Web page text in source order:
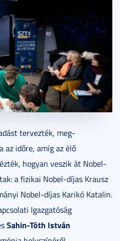
tervezték, meg-
időre, amíg az élő
hogyan veszik át Nobel-
a fizikai Nobel-díjas Krausz
Nobel-díjas Karikó Katalin.
Igazgatóság
Sahin-Tóth István